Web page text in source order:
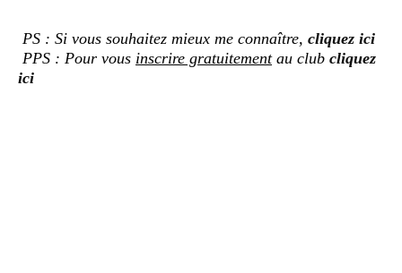
PS : Si vous souhaitez mieux me connaître, cliquez ici
PPS : Pour vous inscrire gratuitementau club cliquez
ici